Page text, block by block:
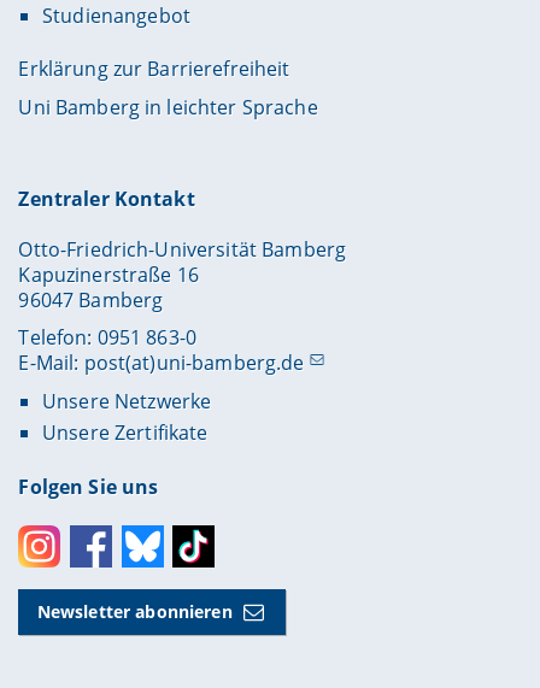
Studienangebot
Erklärung zur Barrierefreiheit
Uni Bamberg in leichter Sprache
Zentraler Kontakt
Otto-Friedrich-Universität Bamberg
Kapuzinerstraße 16
96047 Bamberg
Telefon: 0951 863-0
E-Mail: post(at)uni-bamberg.de
Unsere Netzwerke
Unsere Zertifikate
Folgen Sie uns
InstagramFacebookBlueskyToktok
Newsletter abonnieren